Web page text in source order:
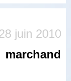
juin 2010